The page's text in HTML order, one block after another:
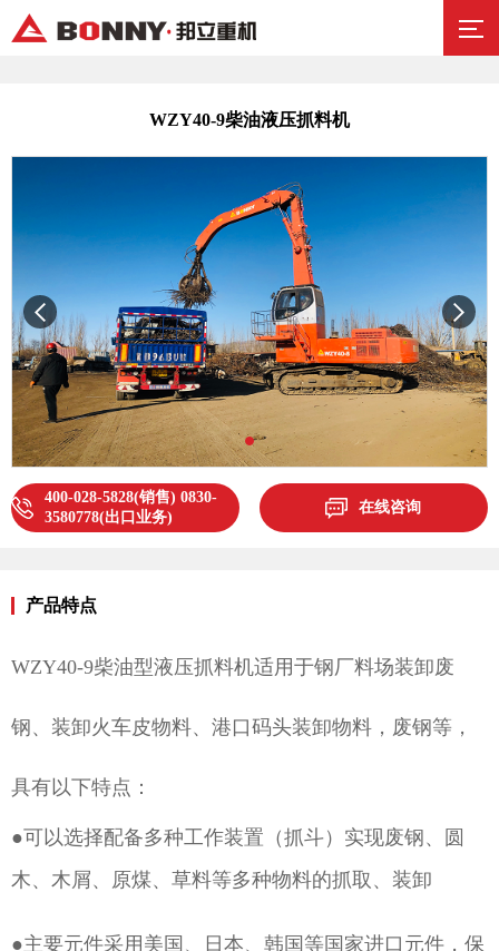
WZY40-9柴油液压抓料机
400-028-5828(销售) 0830-
3580778(出口业务)
在线咨询
产品特点
WZY40-9柴油型液压抓料机适用于钢厂料场装卸废
钢、装卸火车皮物料、港口码头装卸物料，废钢等，
具有以下特点：
●可以选择配备多种工作装置（抓斗）实现废钢、圆
木、木屑、原煤、草料等多种物料的抓取、装卸
●主要元件采用美国、日本、韩国等国家进口元件，保